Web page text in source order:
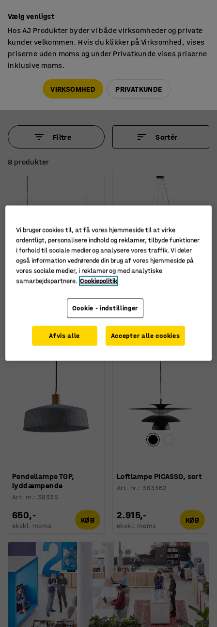
Loftlamper
Filtre Sortér
8 produkter
1.450,-
ekskl. moms
Fås i flere forskellige
kombinationer
800 mm,
Art. nr.
ekskl. moms
Pendellampe TOP,
lyddæmpende
Art. nr.: 38335
650,-
ekskl. moms
KØB
Loftlampe PICASSO, sort
Art. nr.: 383362
2.915,-
ekskl. moms
KØB
Vælg venligst
Hos AJ Produkter byder vi både virksomheder og private
kunder velkommen. Hvis du klikker på Virksomhed, vises
priserne uden moms og under Privatkunde vises priserne
inklusive moms.
VIRKSOMHED PRIVATKUNDE
Vi bruger cookies til, at få vores hjemmeside til at virke
ordentligt, personalisere indhold og reklamer, tilbyde funktioner
i forhold til sociale medier og analysere vores traffik. Vi deler
også information vedrørende din brug af vores hjemmeside på
vores sociale medier, i reklamer og med analytiske
samarbejdspartnere. Cookiepolitik
Cookie - indstillinger
Afvis alle Accepter alle cookies